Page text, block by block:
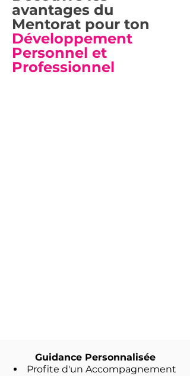
avantages du
Mentorat pour ton
Développement
Personnel et
Professionnel
Guidance Personnalisée
Profite d'un Accompagnement